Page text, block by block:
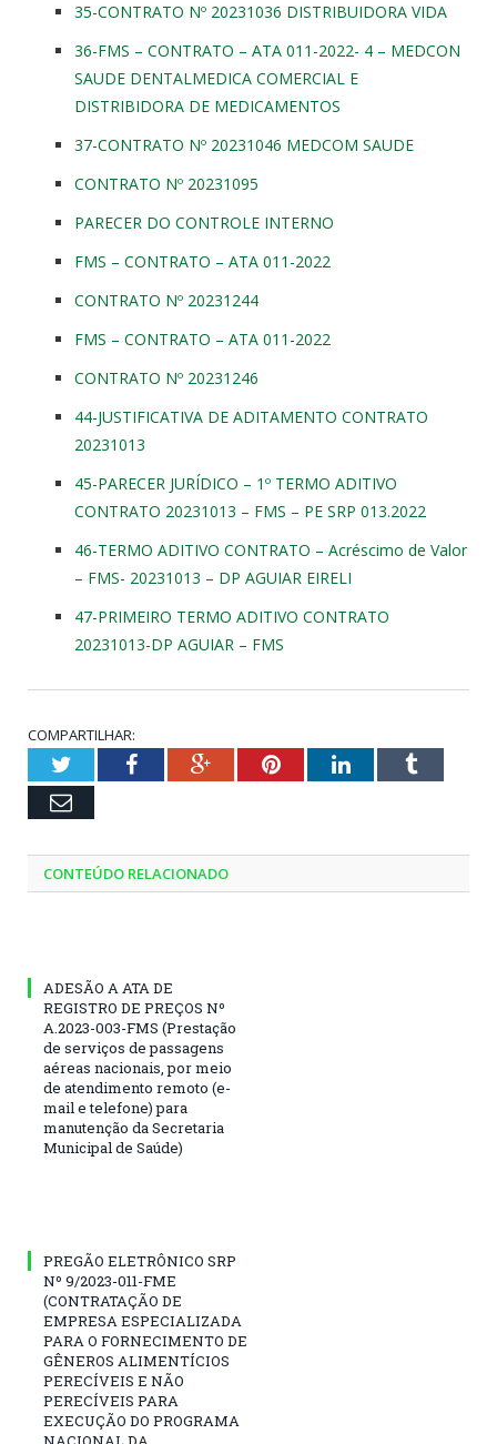
35-CONTRATO Nº 20231036 DISTRIBUIDORA VIDA
36-FMS – CONTRATO – ATA 011-2022- 4 – MEDCON
SAUDE DENTALMEDICA COMERCIAL E
DISTRIBIDORA DE MEDICAMENTOS
37-CONTRATO Nº 20231046 MEDCOM SAUDE
CONTRATO Nº 20231095
PARECER DO CONTROLE INTERNO
FMS – CONTRATO – ATA 011-2022
CONTRATO Nº 20231244
FMS – CONTRATO – ATA 011-2022
CONTRATO Nº 20231246
44-JUSTIFICATIVA DE ADITAMENTO CONTRATO
20231013
45-PARECER JURÍDICO – 1º TERMO ADITIVO
CONTRATO 20231013 – FMS – PE SRP 013.2022
46-TERMO ADITIVO CONTRATO – Acréscimo de Valor
– FMS- 20231013 – DP AGUIAR EIRELI
47-PRIMEIRO TERMO ADITIVO CONTRATO
20231013-DP AGUIAR – FMS
COMPARTILHAR:
TwitterFacebookGoogle+PinterestLinkedInTumblr
Email
CONTEÚDO RELACIONADO
ADESÃO A ATA DE
REGISTRO DE PREÇOS Nº
A.2023-003-FMS (Prestação
de serviços de passagens
aéreas nacionais, por meio
de atendimento remoto (e-
mail e telefone) para
manutenção da Secretaria
Municipal de Saúde)
PREGÃO ELETRÔNICO SRP
Nº 9/2023-011-FME
(CONTRATAÇÃO DE
EMPRESA ESPECIALIZADA
PARA O FORNECIMENTO DE
GÊNEROS ALIMENTÍCIOS
PERECÍVEIS E NÃO
PERECÍVEIS PARA
EXECUÇÃO DO PROGRAMA